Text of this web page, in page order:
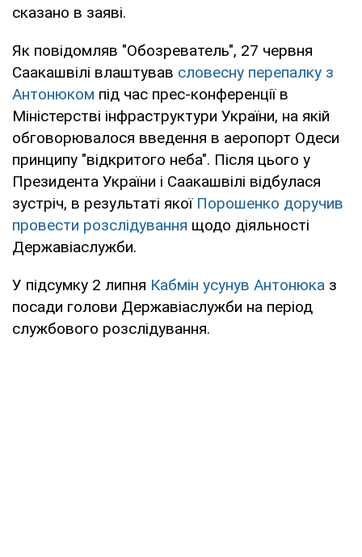
сказано в заяві.
Як повідомляв "Обозреватель", 27 червня
Саакашвілі влаштував словесну перепалку з
Антонюком під час прес-конференції в
Міністерстві інфраструктури України, на якій
обговорювалося введення в аеропорт Одеси
принципу "відкритого неба". Після цього у
Президента України і Саакашвілі відбулася
зустріч, в результаті якої Порошенко доручив
провести розслідування щодо діяльності
Державіаслужби.
У підсумку 2 липня Кабмін усунув Антонюка з
посади голови Державіаслужби на період
службового розслідування.